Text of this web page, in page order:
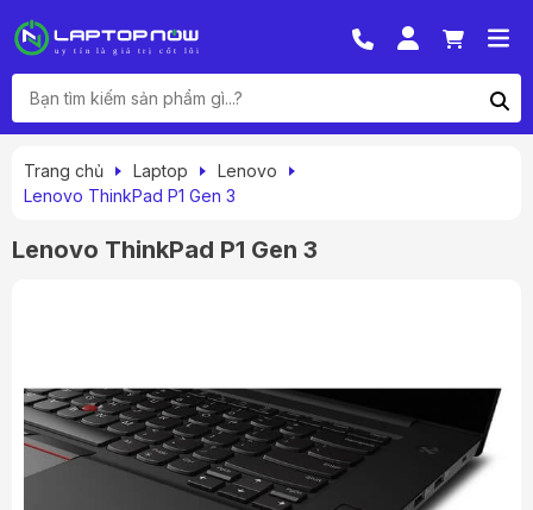
Trang chủ Laptop
Lenovo
Lenovo ThinkPad P1 Gen 3
Lenovo ThinkPad P1 Gen 3